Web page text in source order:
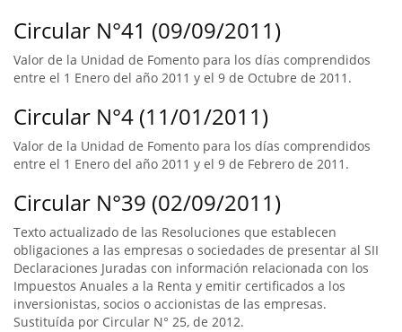
Circular N°41 (09/09/2011)
Valor de la Unidad de Fomento para los días comprendidos
entre el 1 Enero del año 2011 y el 9 de Octubre de 2011.
Circular N°4 (11/01/2011)
Valor de la Unidad de Fomento para los días comprendidos
entre el 1 Enero del año 2011 y el 9 de Febrero de 2011.
Circular N°39 (02/09/2011)
Texto actualizado de las Resoluciones que establecen
obligaciones a las empresas o sociedades de presentar al SII
Declaraciones Juradas con información relacionada con los
Impuestos Anuales a la Renta y emitir certificados a los
inversionistas, socios o accionistas de las empresas.
Sustituída por Circular N° 25, de 2012.